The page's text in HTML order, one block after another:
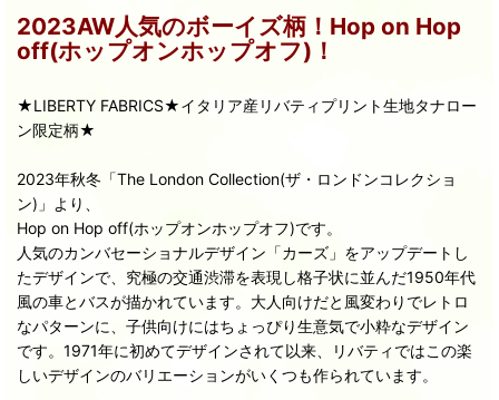
2023AW人気のボーイズ柄！Hop on Hop
off(ホップオンホップオフ)！
★LIBERTY FABRICS★イタリア産リバティプリント生地タナロー
ン限定柄★
2023年秋冬「The London Collection(ザ・ロンドンコレクショ
ン)」より、
Hop on Hop off(ホップオンホップオフ)です。
人気のカンバセーショナルデザイン「カーズ」をアップデートし
たデザインで、究極の交通渋滞を表現し格子状に並んだ1950年代
風の車とバスが描かれています。大人向けだと風変わりでレトロ
なパターンに、子供向けにはちょっぴり生意気で小粋なデザイン
です。1971年に初めてデザインされて以来、リバティではこの楽
しいデザインのバリエーションがいくつも作られています。